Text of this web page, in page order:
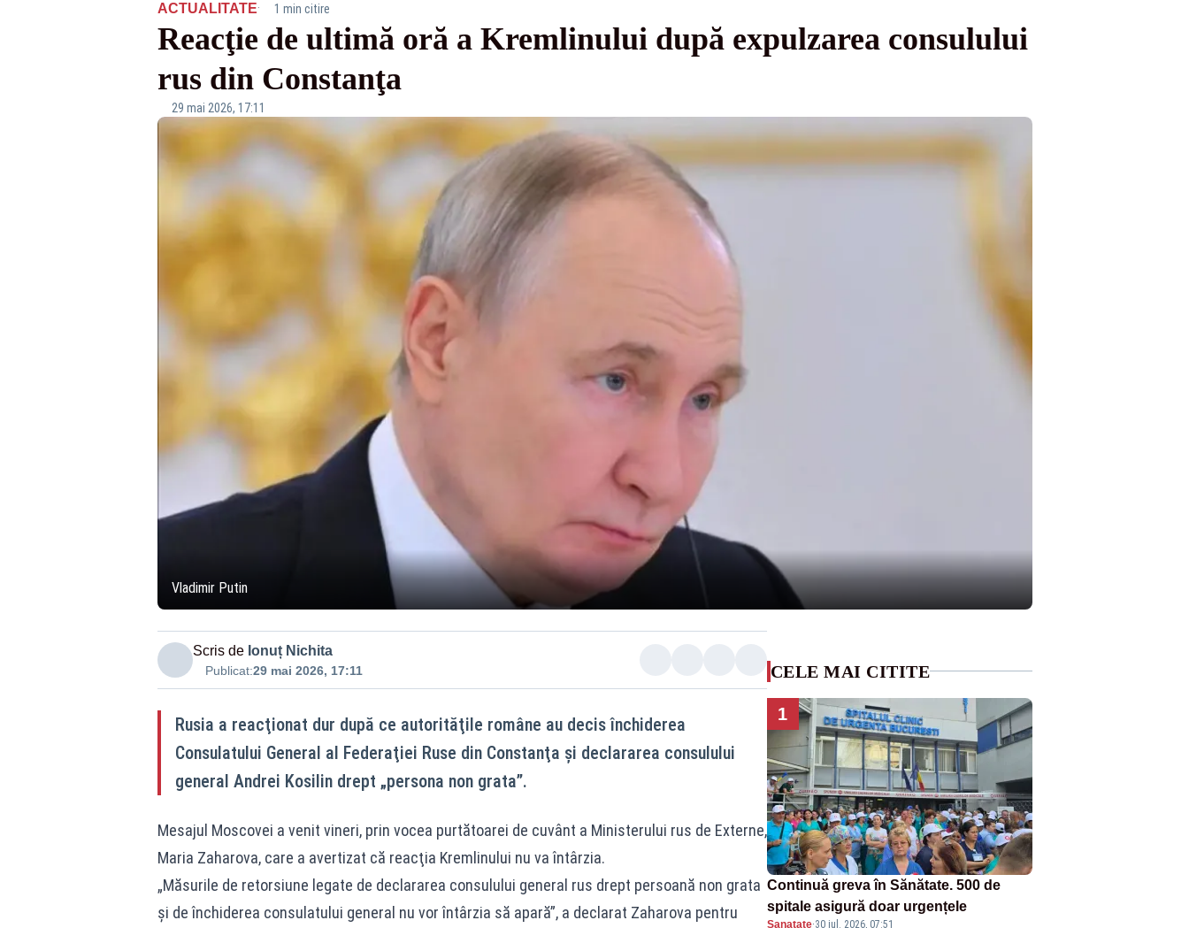
ACTUALITATE· 1 min citire
Reacţie de ultimă oră a Kremlinului după expulzarea consulului
rus din Constanţa
29 mai 2026, 17:11
Vladimir Putin
Scris de Ionuț Nichita
Publicat:29 mai 2026, 17:11
Rusia a reacţionat dur după ce autorităţile române au decis închiderea
Consulatului General al Federaţiei Ruse din Constanţa şi declararea consulului
general Andrei Kosilin drept „persona non grata”.
Mesajul Moscovei a venit vineri, prin vocea purtătoarei de cuvânt a Ministerului rus de Externe,
Maria Zaharova, care a avertizat că reacţia Kremlinului nu va întârzia.
„Măsurile de retorsiune legate de declararea consulului general rus drept persoană non grata
şi de închiderea consulatului general nu vor întârzia să apară”, a declarat Zaharova pentru
CELE MAI CITITE
1
Continuă greva în Sănătate. 500 de
spitale asigură doar urgențele
Sanatate·30 iul. 2026, 07:51